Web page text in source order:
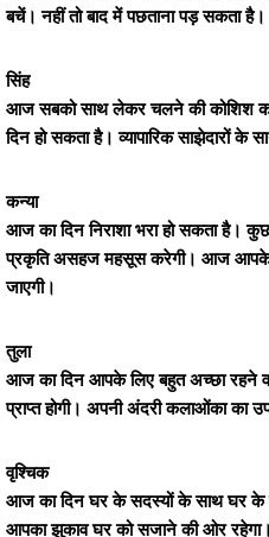
बचें। नहीं तो बाद में पछताना पड़ सकता है।
सिंह
आज सबको साथ लेकर चलने की कोशिश
दिन हो सकता है। व्यापारिक साझेदारों के
कन्या
आज का दिन निराशा भरा हो सकता है।
प्रकृति असहज महसूस करेगी। आज आपके
जाएगी।
तुला
आज का दिन आपके लिए बहुत अच्छा
प्राप्त होगी। अपनी अंदरी कलाओंका
वृश्चिक
आज का दिन घर के सदस्यों के साथ घर के
आपका झुकाव घर को सजाने की ओर रहेगा।